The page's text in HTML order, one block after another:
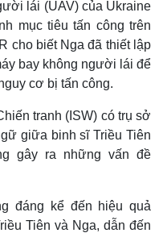
lái (UAV) của Ukraine
mục tiêu tấn công trên
cho biết Nga đã thiết lập
bay không người lái để
cơ bị tấn công.
tranh (ISW) có trụ sở
giữa binh sĩ Triều Tiên
gây ra những vấn đề
đáng kể đến hiệu quả
Tiên và Nga, dẫn đến